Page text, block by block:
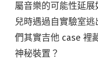
屬音樂的可能性延
兒時遇過自實驗室
們其實吉他 case 裡
神秘裝置？